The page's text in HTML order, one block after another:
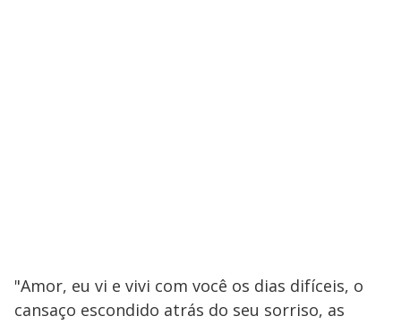
"Amor, eu vi e vivi com você os dias difíceis, o
cansaço escondido atrás do seu sorriso, as